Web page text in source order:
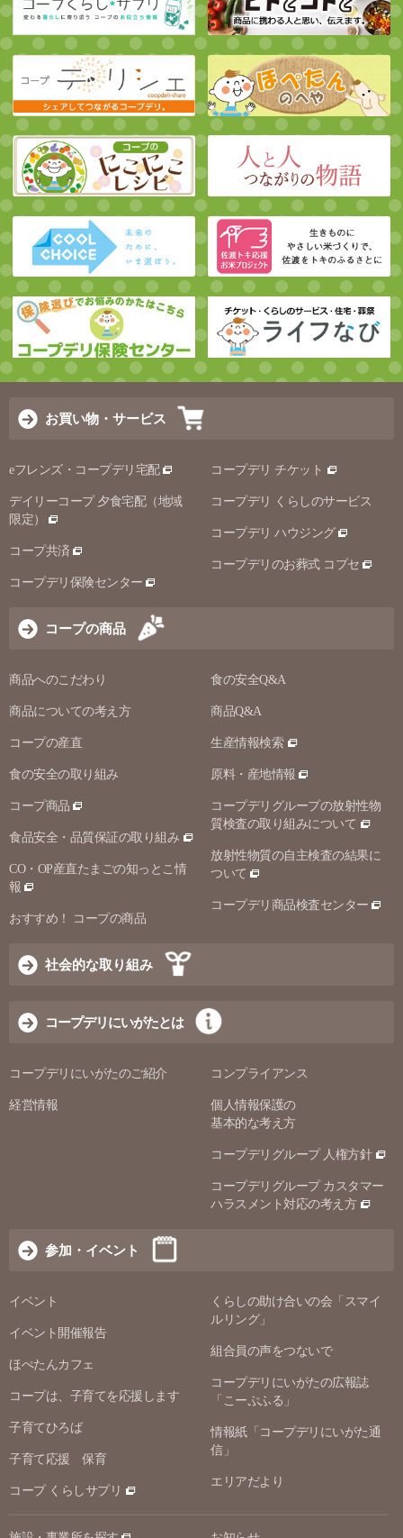
お買い物・サービス
eフレンズ・コープデリ宅配
デイリーコープ 夕食宅配（地域
限定）
コープ共済
コープデリ保険センター
コープデリ チケット
コープデリ くらしのサービス
コープデリ ハウジング
コープデリのお葬式 コプセ
コープの商品
商品へのこだわり
商品についての考え方
コープの産直
食の安全の取り組み
コープ商品
食品安全・品質保証の取り組み
CO・OP産直たまごの知っとこ情
報
おすすめ！ コープの商品
食の安全Q&A
商品Q&A
生産情報検索
原料・産地情報
コープデリグループの放射性物
質検査の取り組みについて
放射性物質の自主検査の結果に
ついて
コープデリ商品検査センター
社会的な取り組み
コープデリにいがたとは
コープデリにいがたのご紹介
経営情報
コンプライアンス
個人情報保護の
基本的な考え方
コープデリグループ 人権方針
コープデリグループ カスタマー
ハラスメント対応の考え方
参加・イベント
イベント
イベント開催報告
ほぺたんカフェ
コープは、子育てを応援します
子育てひろば
子育て応援 保育
コープ くらしサプリ
くらしの助け合いの会「スマイ
ルリング」
組合員の声をつないで
コープデリにいがたの広報誌
「こーぷふる」
情報紙「コープデリにいがた通
信」
エリアだより